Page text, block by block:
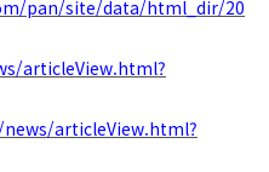
pan/site/data/html_dir/20
articleView.html?
articleView.html?